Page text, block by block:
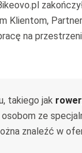
Klientom,
na
takiego jak
ze
znaleźć w